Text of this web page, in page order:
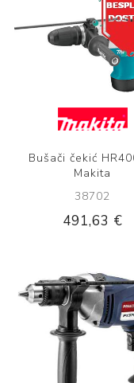
Bušači čekić
Makita
38702
491,63 €